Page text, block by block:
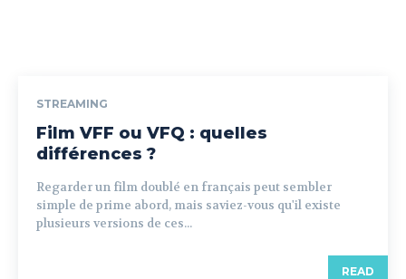
STREAMING
Film VFF ou VFQ : quelles
différences ?
Regarder un film doublé en français peut sembler
simple de prime abord, mais saviez-vous qu'il existe
plusieurs versions de ces...
READ